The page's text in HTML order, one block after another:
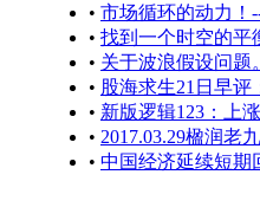
• 市场循环的动力！
• 找到一个时空的平
• 关于波浪假设问题
• 股海求生21日早
• 新版逻辑123：上
• 2017.03.29楹润老
• 中国经济延续短期